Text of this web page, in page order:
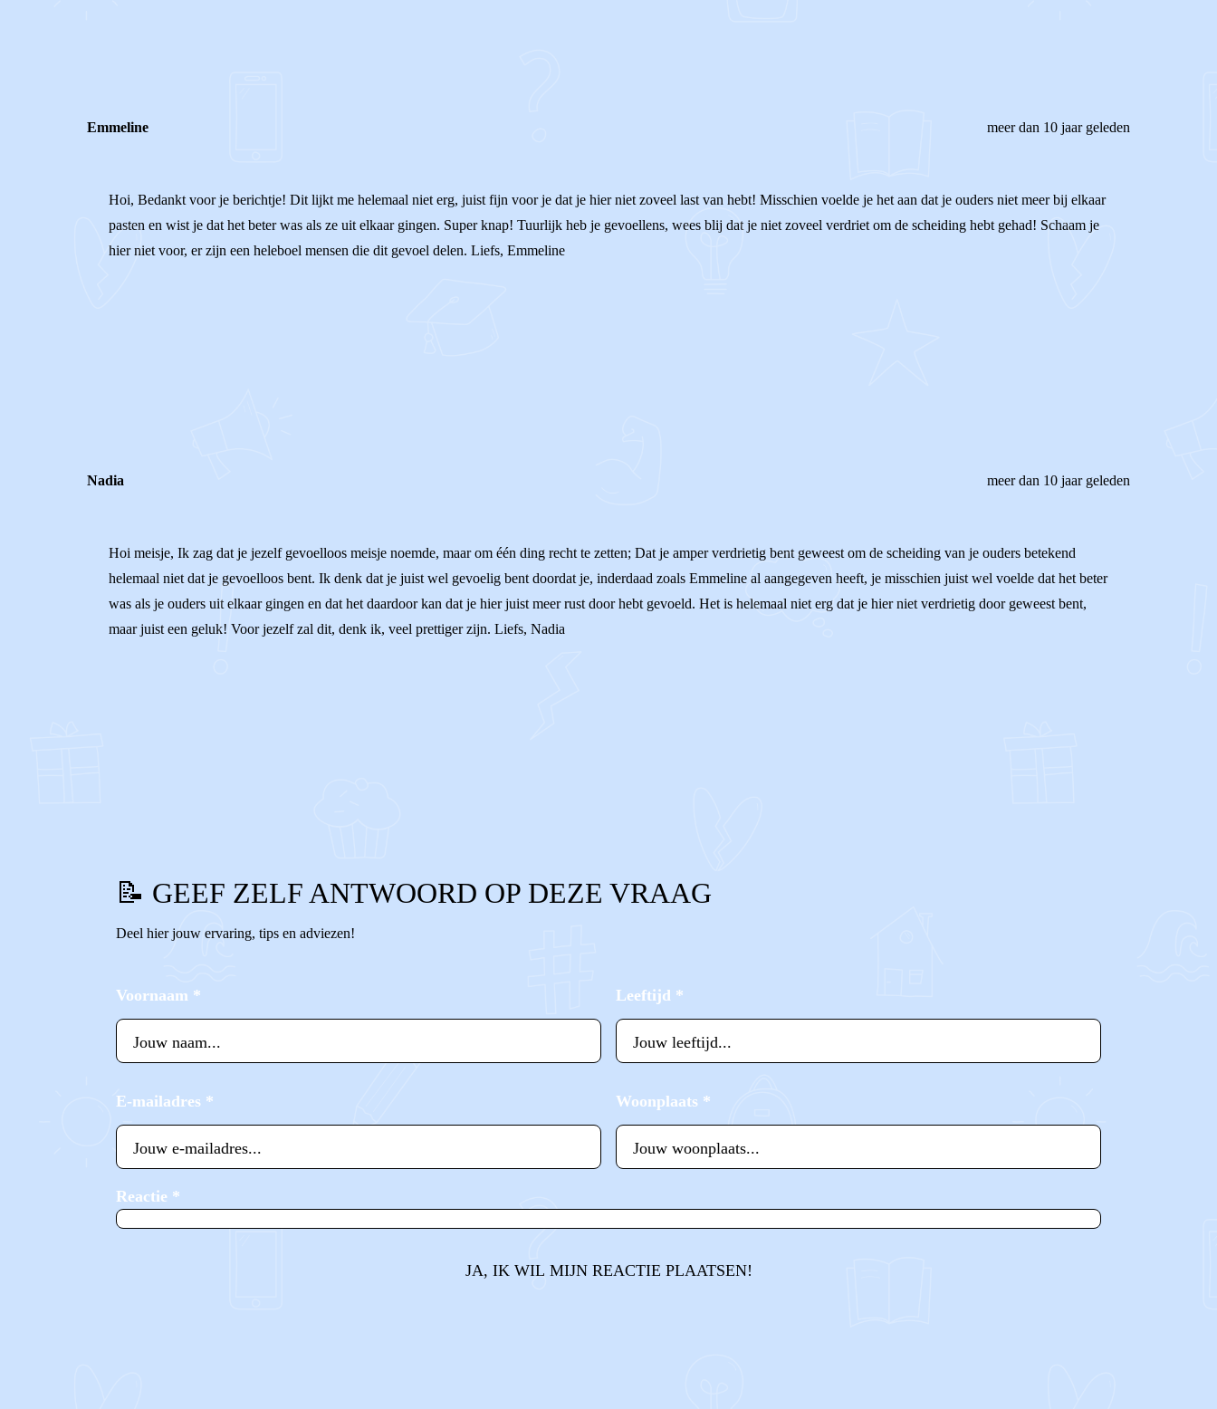
Emmeline meer dan 10 jaar geleden
Hoi, Bedankt voor je berichtje! Dit lijkt me helemaal niet erg, juist fijn voor je dat je hier niet zoveel last van hebt! Misschien voelde je het aan dat je ouders niet meer bij elkaar
pasten en wist je dat het beter was als ze uit elkaar gingen. Super knap! Tuurlijk heb je gevoellens, wees blij dat je niet zoveel verdriet om de scheiding hebt gehad! Schaam je
hier niet voor, er zijn een heleboel mensen die dit gevoel delen. Liefs, Emmeline
Nadia meer dan 10 jaar geleden
Hoi meisje, Ik zag dat je jezelf gevoelloos meisje noemde, maar om één ding recht te zetten; Dat je amper verdrietig bent geweest om de scheiding van je ouders betekend
helemaal niet dat je gevoelloos bent. Ik denk dat je juist wel gevoelig bent doordat je, inderdaad zoals Emmeline al aangegeven heeft, je misschien juist wel voelde dat het beter
was als je ouders uit elkaar gingen en dat het daardoor kan dat je hier juist meer rust door hebt gevoeld. Het is helemaal niet erg dat je hier niet verdrietig door geweest bent,
maar juist een geluk! Voor jezelf zal dit, denk ik, veel prettiger zijn. Liefs, Nadia
📝 GEEF ZELF ANTWOORD OP DEZE VRAAG
Deel hier jouw ervaring, tips en adviezen!
Voornaam * Leeftijd *
E-mailadres * Woonplaats *
Reactie *
JA, IK WIL MIJN REACTIE PLAATSEN!